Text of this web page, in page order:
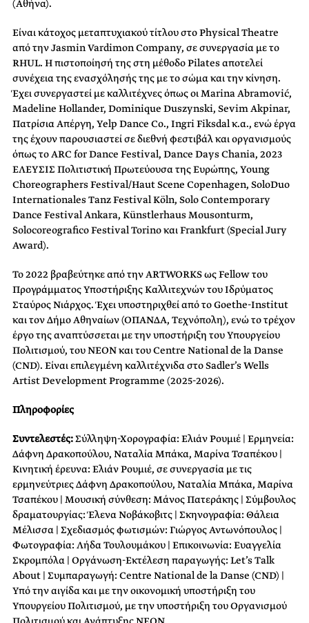
(Αθήνα).
Είναι κάτοχος μεταπτυχιακού τίτλου στο Physical Theatre
από την Jasmin Vardimon Company, σε συνεργασία με το
RHUL. Η πιστοποίησή της στη μέθοδο Pilates αποτελεί
συνέχεια της ενασχόλησής της με το σώμα και την κίνηση.
Έχει συνεργαστεί με καλλιτέχνες όπως οι Marina Abramović,
Madeline Hollander, Dominique Duszynski, Sevim Akpinar,
Πατρίσια Απέργη, Yelp Dance Co., Ingri Fiksdal κ.α., ενώ έργα
της έχουν παρουσιαστεί σε διεθνή φεστιβάλ και οργανισμούς
όπως το ARC for Dance Festival, Dance Days Chania, 2023
ΕΛΕΥΣΙΣ Πολιτιστική Πρωτεύουσα της Ευρώπης, Young
Choreographers Festival/Haut Scene Copenhagen, SoloDuo
Internationales Tanz Festival Köln, Solo Contemporary
Dance Festival Ankara, Künstlerhaus Mousonturm,
Solocoreografico Festival Torino και Frankfurt (Special Jury
Award).
Το 2022 βραβεύτηκε από την ARTWORKS ως Fellow του
Προγράμματος Υποστήριξης Καλλιτεχνών του Ιδρύματος
Σταύρος Νιάρχος. Έχει υποστηριχθεί από το Goethe-Institut
και τον Δήμο Αθηναίων (ΟΠΑΝΔΑ, Τεχνόπολη), ενώ το τρέχον
έργο της αναπτύσσεται με την υποστήριξη του Υπουργείου
Πολιτισμού, του ΝΕΟΝ και του Centre National de la Danse
(CND). Είναι επιλεγμένη καλλιτέχνιδα στο Sadler’s Wells
Artist Development Programme (2025-2026).
Πληροφορίες
Συντελεστές:Σύλληψη-Χορογραφία: Ελιάν Ρουμιέ | Ερμηνεία:
Δάφνη Δρακοπούλου, Ναταλία Μπάκα, Μαρίνα Τσαπέκου |
Κινητική έρευνα: Ελιάν Ρουμιέ, σε συνεργασία με τις
ερμηνεύτριες Δάφνη Δρακοπούλου, Ναταλία Μπάκα, Μαρίνα
Τσαπέκου | Μουσική σύνθεση: Μάνος Πατεράκης | Σύμβουλος
δραματουργίας: Έλενα Νοβάκοβιτς | Σκηνογραφία: Θάλεια
Μέλισσα | Σχεδιασμός φωτισμών: Γιώργος Αντωνόπουλος |
Φωτογραφία: Λήδα Τουλουμάκου | Επικοινωνία: Ευαγγελία
Σκρομπόλα | Οργάνωση-Εκτέλεση παραγωγής: Let’s Talk
About | Συμπαραγωγή: Centre National de la Danse (CND) |
Υπό την αιγίδα και με την οικονομική υποστήριξη του
Υπουργείου Πολιτισμού, με την υποστήριξη του Οργανισμού